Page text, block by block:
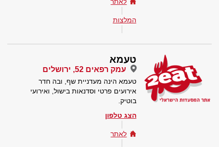
המלצות
טעמא
עמק רפאים 52, ירושלים
טעמא הינה מעדניית שף, ובה חדר
אירועים פרטי וסדנאות בישול, ואירועי
בוטיק.
הצג טלפון
לאתר